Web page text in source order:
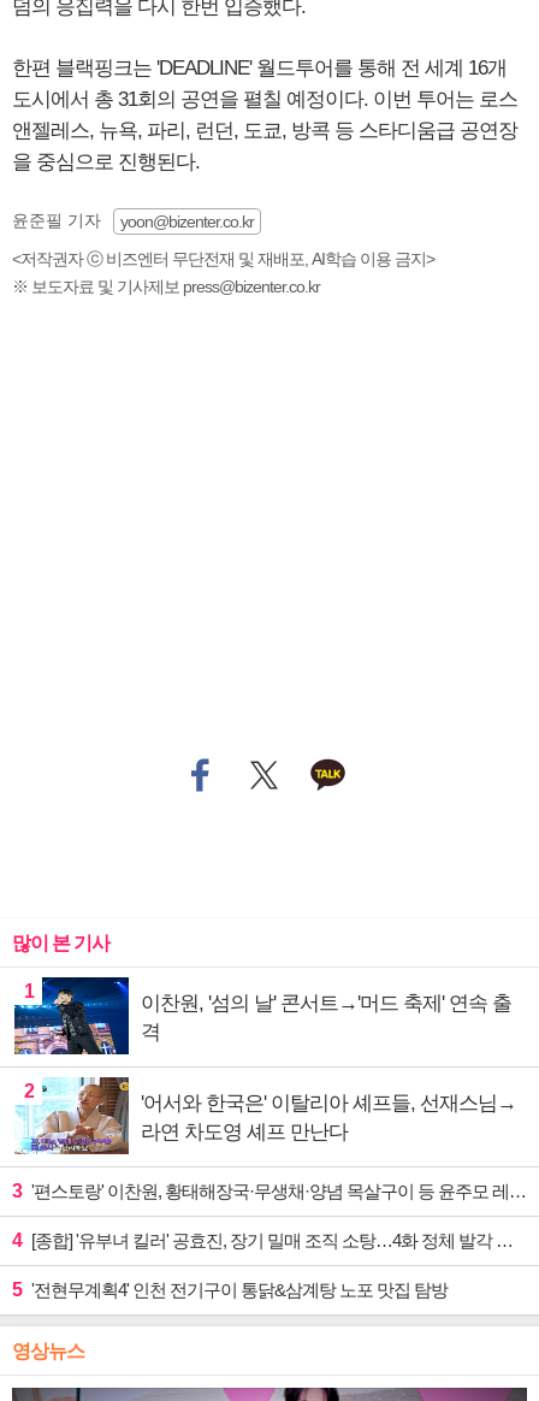
덤의 응집력을 다시 한번 입증했다.
한편 블랙핑크는 'DEADLINE' 월드투어를 통해 전 세계 16개
도시에서 총 31회의 공연을 펼칠 예정이다. 이번 투어는 로스
앤젤레스, 뉴욕, 파리, 런던, 도쿄, 방콕 등 스타디움급 공연장
을 중심으로 진행된다.
윤준필 기자
yoon@bizenter.co.kr
<저작권자 ⓒ 비즈엔터 무단전재 및 재배포, AI학습 이용 금지>
※ 보도자료 및 기사제보 press@bizenter.co.kr
많이 본 기사
1
이찬원, '섬의 날' 콘서트→'머드 축제' 연속 출
격
2
'어서와 한국은' 이탈리아 셰프들, 선재스님→
라연 차도영 셰프 만난다
3 '편스토랑' 이찬원, 황태해장국·무생채·양념 목살구이 등 윤주모 레시피 섭렵
4 [종합] '유부녀 킬러' 공효진, 장기 밀매 조직 소탕…4화 정체 발각 위기 예고
5 '전현무계획4' 인천 전기구이 통닭&삼계탕 노포 맛집 탐방
영상뉴스